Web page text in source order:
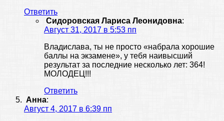
Ответить
Сидоровская Лариса Леонидовна:
Август 31, 2017 в 5:53 пп
Владислава, ты не просто «набрала хорошие
баллы на экзамене», у тебя наивысший
результат за последние несколько лет: 364!
МОЛОДЕЦ!!!
Ответить
Анна:
Август 4, 2017 в 6:39 пп